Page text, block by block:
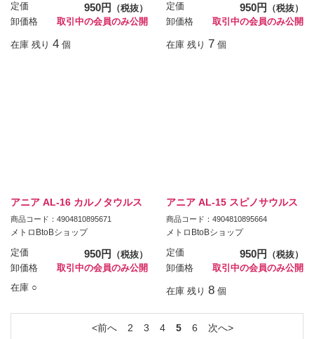
定価 950円
（税抜）
卸価格
取引中の会員のみ公開
在庫 残り 4 個
定価 950円
（税抜）
卸価格
取引中の会員のみ公開
在庫 残り 7 個
アニア AL-16 カルノタウルス
商品コード：4904810895671
メトロBtoBショップ
定価 950円
（税抜）
卸価格
取引中の会員のみ公開
在庫 ○
アニア AL-15 スピノサウルス
商品コード：4904810895664
メトロBtoBショップ
定価 950円
（税抜）
卸価格
取引中の会員のみ公開
在庫 残り 8 個
前へ 2 3 4 5 6 次へ